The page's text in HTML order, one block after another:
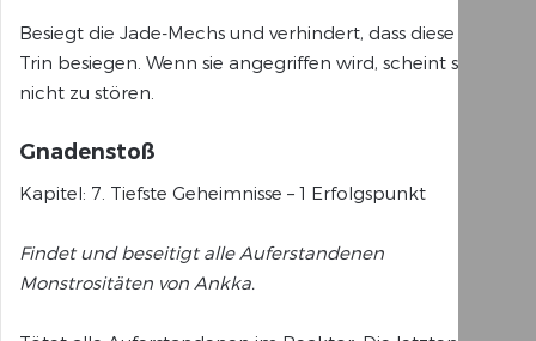
Besiegt die Jade-Mechs und verhindert, dass diese Mai
Trin besiegen. Wenn sie angegriffen wird, scheint sie das
nicht zu stören.
Gnadenstoß
Kapitel: 7. Tiefste Geheimnisse – 1 Erfolgspunkt
Findet und beseitigt alle Auferstandenen
Monstrositäten von Ankka.